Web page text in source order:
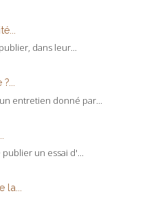
dans leur...
entretien donné par...
un essai d'...